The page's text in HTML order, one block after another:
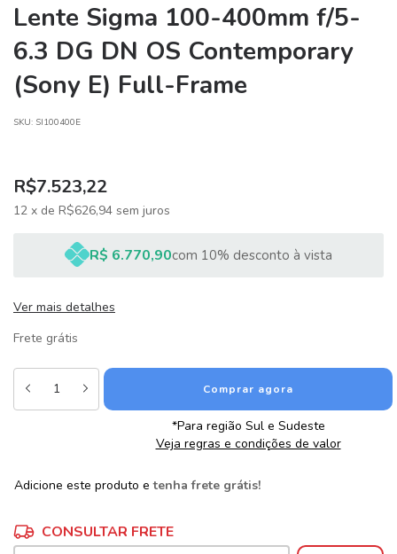
Lente Sigma 100-400mm f/5-
6.3 DG DN OS Contemporary
(Sony E) Full-Frame
SKU: SI100400E
R$7.523,22
12 x de R$626,94 sem juros
R$ 6.770,90com 10% desconto à vista
Ver mais detalhes
Frete grátis
*Para região Sul e Sudeste
Veja regras e condições de valor
Adicione este produto etenha frete grátis!
Entregas para o CEP:
CONSULTAR FRETE